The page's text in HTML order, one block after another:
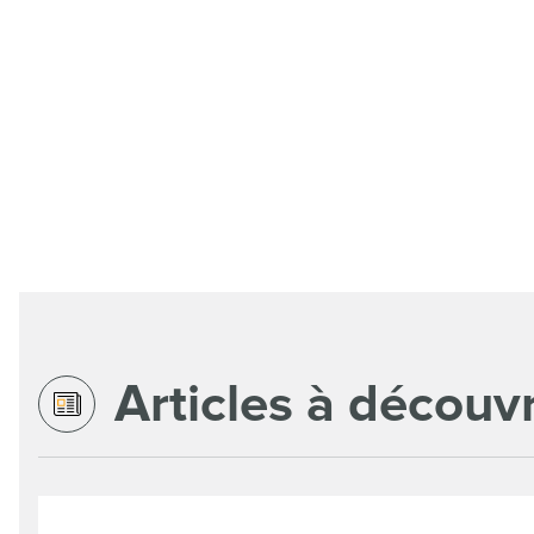
Articles à